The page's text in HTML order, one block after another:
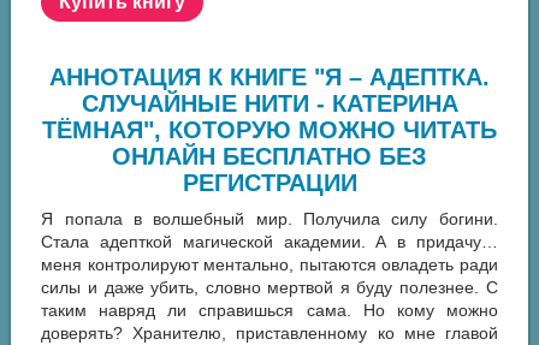
АННОТАЦИЯ К КНИГЕ "Я – АДЕПТКА.
СЛУЧАЙНЫЕ НИТИ - КАТЕРИНА
ТЁМНАЯ", КОТОРУЮ МОЖНО ЧИТАТЬ
ОНЛАЙН БЕСПЛАТНО БЕЗ
РЕГИСТРАЦИИ
Я попала в волшебный мир. Получила силу богини.
Стала адепткой магической академии. А в придачу…
меня контролируют ментально, пытаются овладеть ради
силы и даже убить, словно мертвой я буду полезнее. С
таким навряд ли справишься сама. Но кому можно
доверять? Хранителю, приставленному ко мне главой